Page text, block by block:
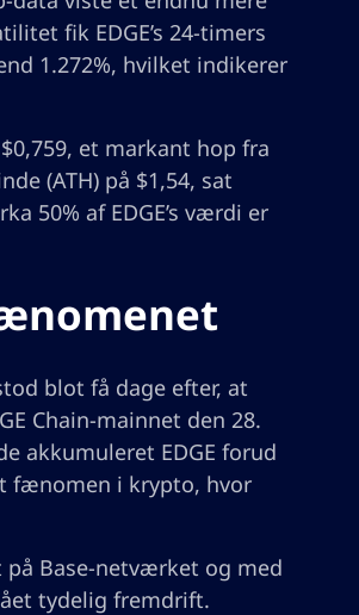
fik EDGE’s 24-timers
1.272%, hvilket indikerer
et markant hop fra
(ATH) på $1,54, sat
50% af EDGE’s værdi er
blot få dage efter, at
Chain-mainnet den 28.
akkumuleret EDGE forud
fænomen i krypto, hvor
på Base-netværket og med
tydelig fremdrift.